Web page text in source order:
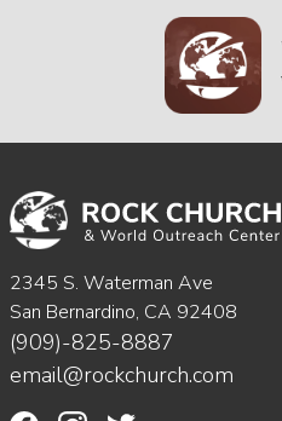
2345 S. Waterman Ave
San Bernardino, CA 92408
(909)-825-8887
email@rockchurch.com